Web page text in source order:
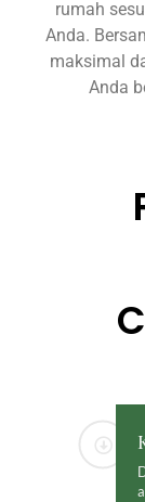
rumah
Anda.
maksimal
Anda